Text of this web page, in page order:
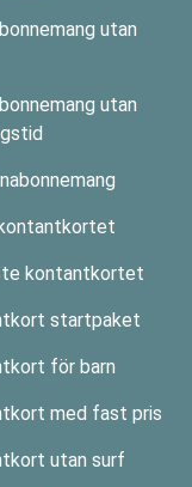
utan
utan
kontantkortet
startpaket
för barn
med fast pris
utan surf